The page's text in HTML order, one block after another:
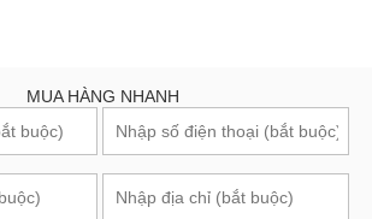
MUA HÀNG NHANH